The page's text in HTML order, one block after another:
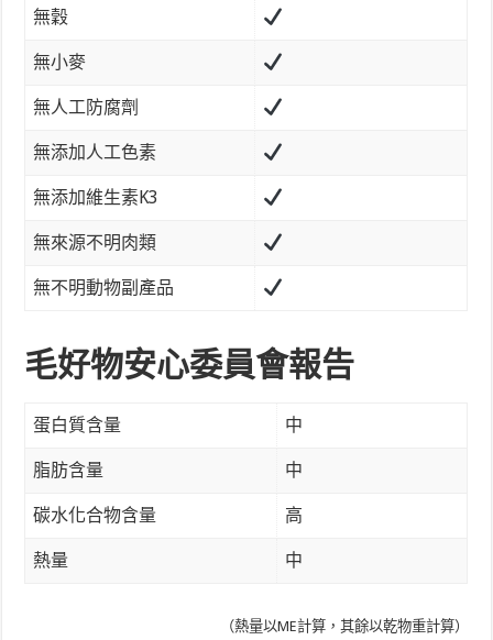
無穀
無小麥
無人工防腐劑
無添加人工色素
無添加維生素K3
無來源不明肉類
無不明動物副產品
毛好物安心委員會報告
蛋白質含量 中
脂肪含量 中
碳水化合物含量 高
熱量 中
（熱量以ME計算，其餘以乾物重計算）